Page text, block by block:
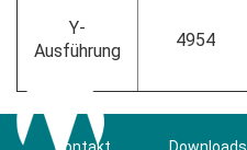
Y-
Ausführung
4954